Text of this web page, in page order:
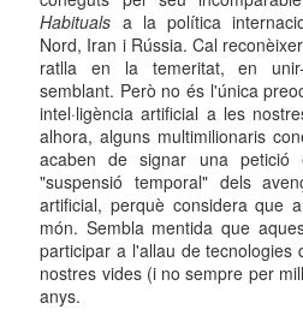
Habituals a la política
Nord, Iran i Rússia. Cal
ratlla en la temeritat, en
semblant. Però no és l'única
intel·ligència artificial a les
alhora, alguns multimilionaris
acaben de signar una petició
"suspensió temporal" dels
artificial, perquè considera que
món. Sembla mentida que
participar a l'allau de tecnologies
nostres vides (i no sempre per
anys.